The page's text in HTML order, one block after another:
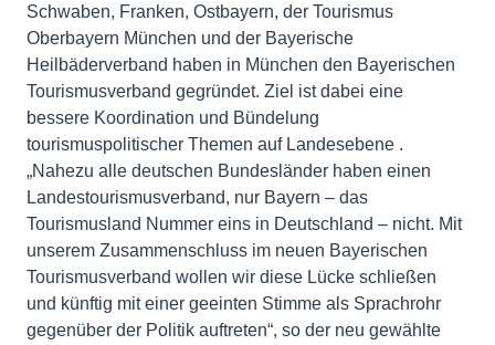
Schwaben, Franken, Ostbayern, der Tourismus
Oberbayern München und der Bayerische
Heilbäderverband haben in München den Bayerischen
Tourismusverband gegründet. Ziel ist dabei eine
bessere Koordination und Bündelung
tourismuspolitischer Themen auf Landesebene .
„Nahezu alle deutschen Bundesländer haben einen
Landestourismusverband, nur Bayern – das
Tourismusland Nummer eins in Deutschland – nicht. Mit
unserem Zusammenschluss im neuen Bayerischen
Tourismusverband wollen wir diese Lücke schließen
und künftig mit einer geeinten Stimme als Sprachrohr
gegenüber der Politik auftreten“, so der neu gewählte